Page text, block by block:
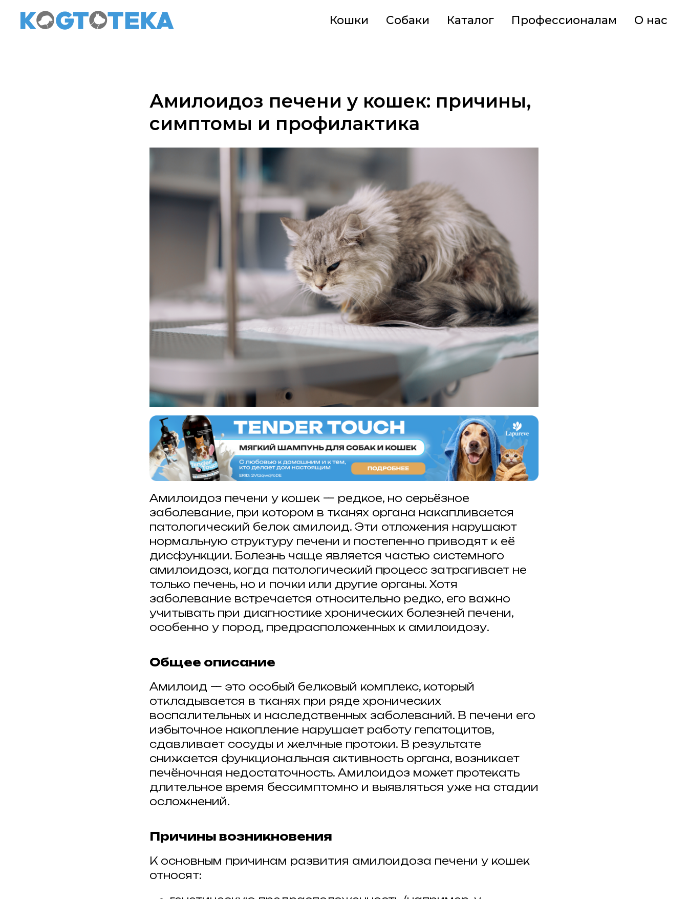
Кошки Собаки Каталог Профессионалам О нас
Амилоидоз печени у кошек: причины,
симптомы и профилактика
Амилоидоз печени у кошек — редкое, но серьёзное
заболевание, при котором в тканях органа накапливается
патологический белок амилоид. Эти отложения нарушают
нормальную структуру печени и постепенно приводят к её
дисфункции. Болезнь чаще является частью системного
амилоидоза, когда патологический процесс затрагивает не
только печень, но и почки или другие органы. Хотя
заболевание встречается относительно редко, его важно
учитывать при диагностике хронических болезней печени,
особенно у пород, предрасположенных к амилоидозу.
Общее описание
Амилоид — это особый белковый комплекс, который
откладывается в тканях при ряде хронических
воспалительных и наследственных заболеваний. В печени его
избыточное накопление нарушает работу гепатоцитов,
сдавливает сосуды и желчные протоки. В результате
снижается функциональная активность органа, возникает
печёночная недостаточность. Амилоидоз может протекать
длительное время бессимптомно и выявляться уже на стадии
осложнений.
Причины возникновения
К основным причинам развития амилоидоза печени у кошек
относят: